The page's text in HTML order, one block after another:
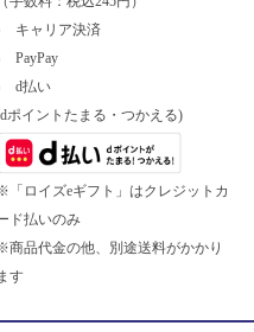
キャリア決済
PayPay
d払い
ポイントたまる・つかえる)
「ロイズeギフト」はクレジットカ
ド払いのみ
商品代金の他、別途送料がかかり
す